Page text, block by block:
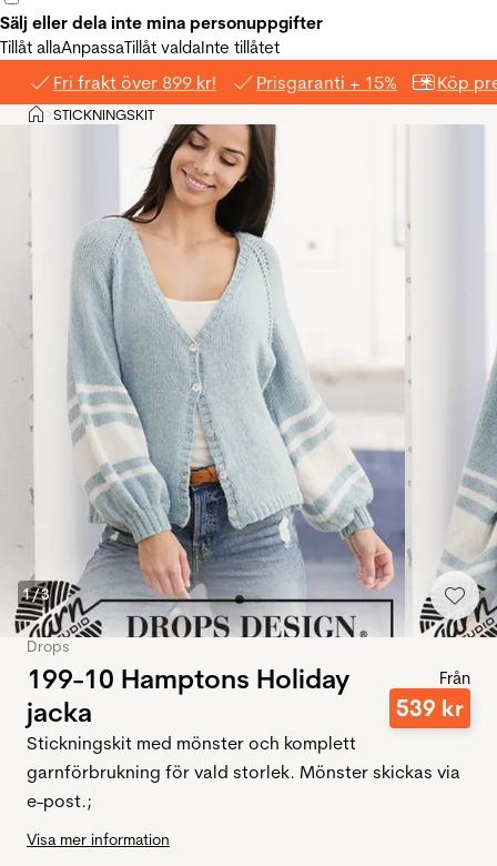
Sälj eller dela inte mina personuppgifter
Tillåt allaAnpassaTillåt valdaInte tillåtet
Fri frakt över 899 kr! Prisgaranti + 15% Köp
Hem
>STICKNINGSKIT
1/3
Drops
199-10 Hamptons Holiday
jacka
Från
539 kr
Stickningskit med mönster och komplett
garnförbrukning för vald storlek. Mönster skickas via
e-post.;
Visa mer information